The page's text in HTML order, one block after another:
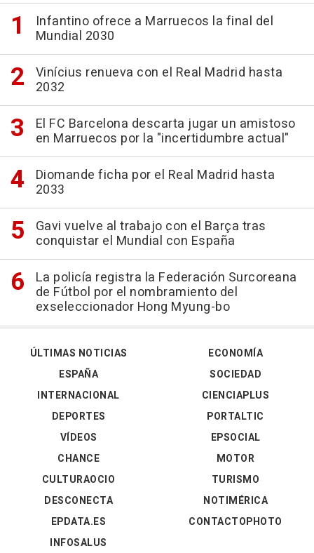
Infantino ofrece a Marruecos la final del
Mundial 2030
Vinícius renueva con el Real Madrid hasta
2032
El FC Barcelona descarta jugar un amistoso
en Marruecos por la "incertidumbre actual"
Diomande ficha por el Real Madrid hasta
2033
Gavi vuelve al trabajo con el Barça tras
conquistar el Mundial con España
La policía registra la Federación Surcoreana
de Fútbol por el nombramiento del
exseleccionador Hong Myung-bo
ÚLTIMAS NOTICIAS
ESPAÑA
INTERNACIONAL
DEPORTES
VÍDEOS
ECONOMÍA
SOCIEDAD
CIENCIAPLUS
PORTALTIC
EPSOCIAL
CHANCE
CULTURAOCIO
DESCONECTA
EPDATA.ES
INFOSALUS
MOTOR
TURISMO
NOTIMÉRICA
CONTACTOPHOTO